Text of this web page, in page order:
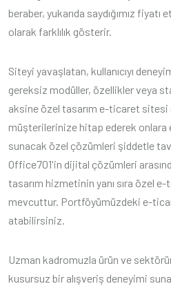
beraber, yukarıda saydığımız
olarak farklılık gösterir.
Siteyi yavaşlatan, kullanıcıyı
gereksiz modüller, özellikler veya
aksine özel tasarım e-ticaret
müşterilerinize hitap ederek onlara
sunacak özel çözümleri şiddetle
Office701'in dijital çözümleri
tasarım hizmetinin yanı sıra özel
mevcuttur. Portföyümüzdeki e-
atabilirsiniz.
Uzman kadromuzla ürün ve
kusursuz bir alışveriş deneyimi